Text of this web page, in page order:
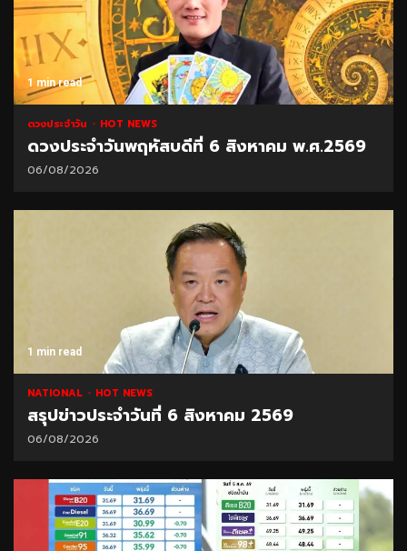
1 min read
ดวงประจำวัน HOT NEWS
ดวงประจำวันพฤหัสบดีที่ 6 สิงหาคม พ.ศ.2569
06/08/2026
1 min read
NATIONAL HOT NEWS
สรุปข่าวประจำวันที่ 6 สิงหาคม 2569
06/08/2026